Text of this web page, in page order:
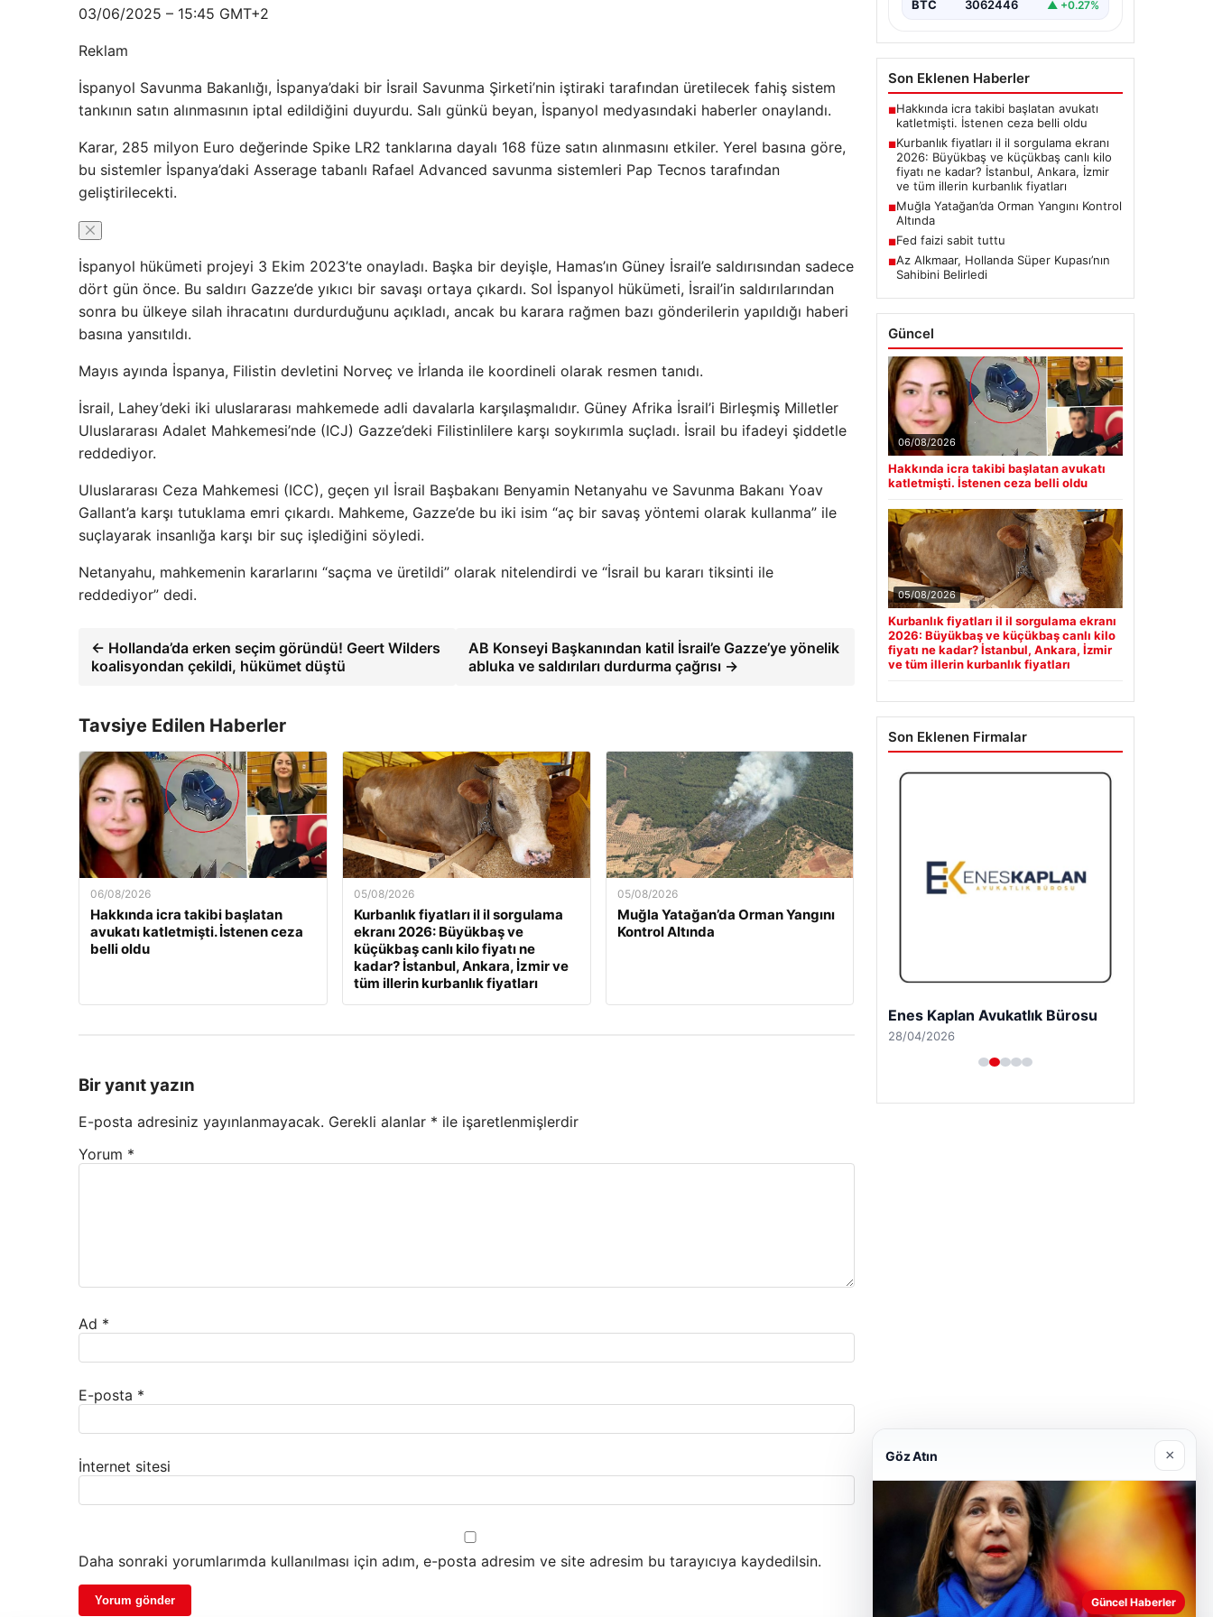
03/06/2025 – 15:45 GMT+2
Reklam
İspanyol Savunma Bakanlığı, İspanya’daki bir İsrail Savunma Şirketi’nin iştiraki tarafından üretilecek fahiş sistem
tankının satın alınmasının iptal edildiğini duyurdu. Salı günkü beyan, İspanyol medyasındaki haberler onaylandı.
Karar, 285 milyon Euro değerinde Spike LR2 tanklarına dayalı 168 füze satın alınmasını etkiler. Yerel basına göre,
bu sistemler İspanya’daki Asserage tabanlı Rafael Advanced savunma sistemleri Pap Tecnos tarafından
geliştirilecekti.
İspanyol hükümeti projeyi 3 Ekim 2023’te onayladı. Başka bir deyişle, Hamas’ın Güney İsrail’e saldırısından sadece
dört gün önce. Bu saldırı Gazze’de yıkıcı bir savaşı ortaya çıkardı. Sol İspanyol hükümeti, İsrail’in saldırılarından
sonra bu ülkeye silah ihracatını durdurduğunu açıkladı, ancak bu karara rağmen bazı gönderilerin yapıldığı haberi
basına yansıtıldı.
Mayıs ayında İspanya, Filistin devletini Norveç ve İrlanda ile koordineli olarak resmen tanıdı.
İsrail, Lahey’deki iki uluslararası mahkemede adli davalarla karşılaşmalıdır. Güney Afrika İsrail’i Birleşmiş Milletler
Uluslararası Adalet Mahkemesi’nde (ICJ) Gazze’deki Filistinlilere karşı soykırımla suçladı. İsrail bu ifadeyi şiddetle
reddediyor.
Uluslararası Ceza Mahkemesi (ICC), geçen yıl İsrail Başbakanı Benyamin Netanyahu ve Savunma Bakanı Yoav
Gallant’a karşı tutuklama emri çıkardı. Mahkeme, Gazze’de bu iki isim “aç bir savaş yöntemi olarak kullanma” ile
suçlayarak insanlığa karşı bir suç işlediğini söyledi.
Netanyahu, mahkemenin kararlarını “saçma ve üretildi” olarak nitelendirdi ve “İsrail bu kararı tiksinti ile
reddediyor” dedi.
← Hollanda’da erken seçim göründü! Geert Wilders
koalisyondan çekildi, hükümet düştü
AB Konseyi Başkanından katil İsrail’e Gazze’ye yönelik
abluka ve saldırıları durdurma çağrısı →
Tavsiye Edilen Haberler
06/08/2026
Hakkında icra takibi başlatan
avukatı katletmişti. İstenen ceza
belli oldu
05/08/2026
Kurbanlık fiyatları il il sorgulama
ekranı 2026: Büyükbaş ve
küçükbaş canlı kilo fiyatı ne
kadar? İstanbul, Ankara, İzmir ve
tüm illerin kurbanlık fiyatları
05/08/2026
Muğla Yatağan’da Orman Yangını
Kontrol Altında
Bir yanıt yazın
E-posta adresiniz yayınlanmayacak. Gerekli alanlar * ile işaretlenmişlerdir
Yorum *
Ad *
E-posta *
İnternet sitesi
Daha sonraki yorumlarımda kullanılması için adım, e-posta adresim ve site adresim bu tarayıcıya kaydedilsin.
…
BTC 3062446 ▲ +0.27%
Son Eklenen Haberler
■Hakkında icra takibi başlatan avukatı
katletmişti. İstenen ceza belli oldu
■Kurbanlık fiyatları il il sorgulama ekranı
2026: Büyükbaş ve küçükbaş canlı kilo
fiyatı ne kadar? İstanbul, Ankara, İzmir
ve tüm illerin kurbanlık fiyatları
■Muğla Yatağan’da Orman Yangını Kontrol
Altında
■Fed faizi sabit tuttu
■Az Alkmaar, Hollanda Süper Kupası’nın
Sahibini Belirledi
Güncel
06/08/2026
Hakkında icra takibi başlatan avukatı
katletmişti. İstenen ceza belli oldu
05/08/2026
Kurbanlık fiyatları il il sorgulama ekranı
2026: Büyükbaş ve küçükbaş canlı kilo
fiyatı ne kadar? İstanbul, Ankara, İzmir
ve tüm illerin kurbanlık fiyatları
Son Eklenen Firmalar
Enes Kaplan Avukatlık Bürosu
28/04/2026
Göz Atın ×
Güncel Haberler